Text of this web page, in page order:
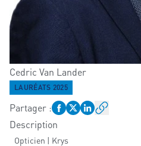
Cedric Van Lander
LAURÉATS 2025
Partager :
Description
Opticien | Krys